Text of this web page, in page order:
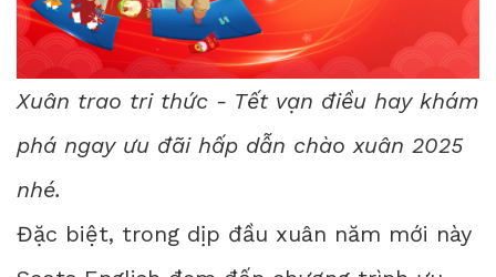
Xuân trao tri thức - Tết vạn điều hay khám
phá ngay ưu đãi hấp dẫn chào xuân 2025
nhé.
Đặc biệt, trong dịp đầu xuân năm mới này